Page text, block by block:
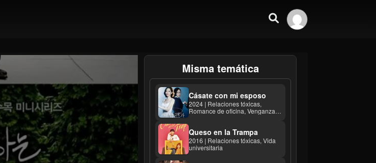
Misma temática
Cásate con mi esposo
2024 | Relaciones tóxicas,
Romance de oficina, Venganza
Queso en la Trampa
2016 | Relaciones tóxicas, Vida
universitaria